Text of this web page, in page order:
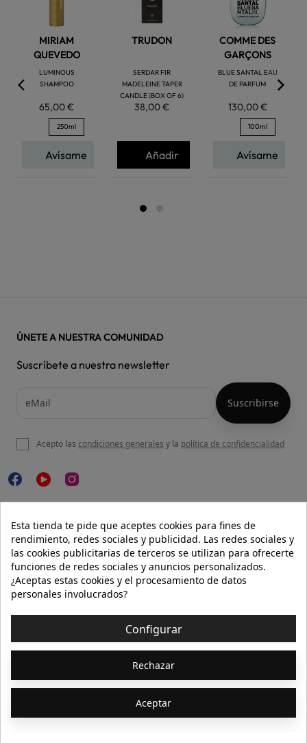
MIRIAM
QUEVEDO
LUMINOUS
SHAMPOO
65,00 €
250ml
Avísame
TRUDON
SERDAR FIR
MADELEINE TAPER
CANDLE (BOX OF 6)
38,00 €
Añadir
COMME DES
GARÇONS
BLUE SANTAL EAU
DE PARFUM
130,00 €
100ml
Avísame
NUESTRA WEB
AYUDA
INFORMACIÓN 
ÚNETE A NUESTRA COMUNIDAD
Suscríbete a nuestra newsletter
Acepto las condiciones generales y la política de confidencialidad
Esta tienda te pide que aceptes cookies para fines de
rendimiento, redes sociales y publicidad. Las redes sociales y
las cookies publicitarias de terceros se utilizan para ofrecerte
funciones de redes sociales y anuncios personalizados.
¿Aceptas estas cookies y el procesamiento de datos
personales involucrados?
Configurar
Rechazar
Aceptar